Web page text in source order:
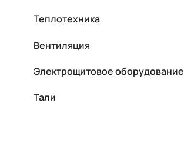
Теплотехника
Вентиляция
Электрощитовое оборудование
Тали